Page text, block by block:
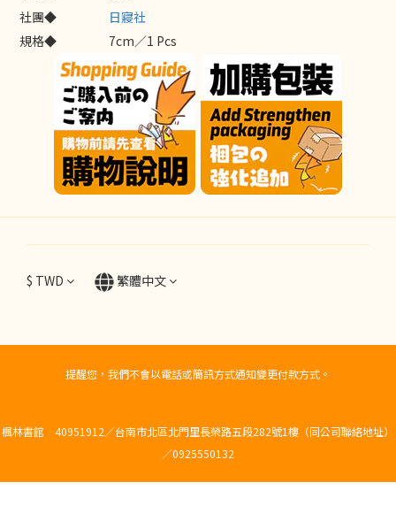
社團◆
日寢社
規格◆
7cm／1 Pcs
$ TWD 繁體中文
提醒您，我們不會以電話或簡訊方式通知變更付款方式。
楓林書館 40951912／台南市北區北門里長榮路五段282號1樓（同公司聯絡地址）
／0925550132